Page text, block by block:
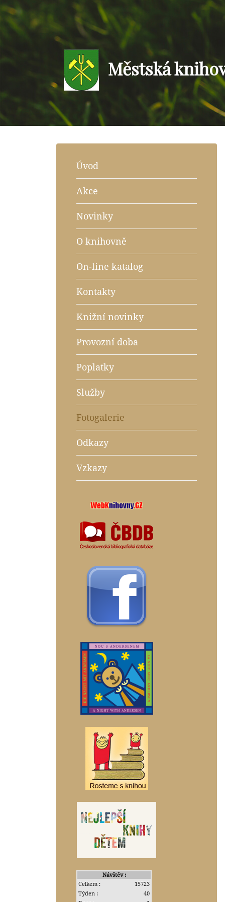
Městská
Úvod
Akce
Novinky
O knihovně
On-line katalog
Kontakty
Knižní novinky
Provozní doba
Poplatky
Služby
Fotogalerie
Odkazy
Vzkazy
Návštěv :
Celkem :
15723
Týden :
40